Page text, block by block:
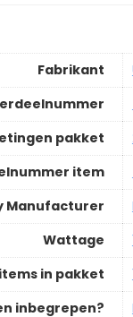
Fabrikant
pakket
item
Manufacturer
Wattage
in pakket
inbegrepen?